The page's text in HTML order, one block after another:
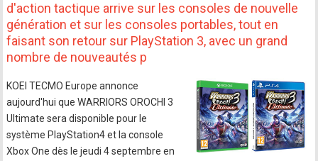
d'action tactique arrive sur les consoles de nouvelle
génération et sur les consoles portables, tout en
faisant son retour sur PlayStation 3, avec un grand
nombre de nouveautés p
KOEI TECMO Europe annonce
aujourd'hui que WARRIORS OROCHI 3
Ultimate sera disponible pour le
système PlayStation4 et la console
Xbox One dès le jeudi 4 septembre en